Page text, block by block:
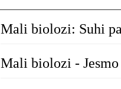
Mali biolozi: Suhi
Mali biolozi -